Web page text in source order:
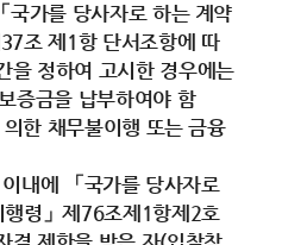
가를 당사자로 하는 계약
조 제1항 단서조항에 따
을 정하여 고시한 경우에는
증금을 납부하여야 함
한 채무불이행 또는 금융
내에 「국가를 당사자로
령」제76조제1항제2호